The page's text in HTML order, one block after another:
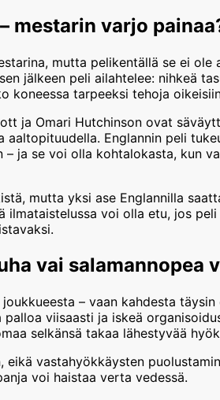
mestarin varjo
mutta pelikentällä se ei ole
jälkeen peli ailahtelee: nihkeä
koneessa tarpeeksi tehoja
ja Omari Hutchinson ovat
Englannin peli
ja se voi olla kohtalokasta, kun
mutta yksi ase Englannilla
voi olla etu, jos peli
vai salamannopea
– vaan kahdesta
viisaasti ja iskeä
selkänsä takaa lähestyvää
vastahyökkäysten
voi haistaa verta vedessä.